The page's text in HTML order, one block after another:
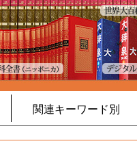
関連キーワード別